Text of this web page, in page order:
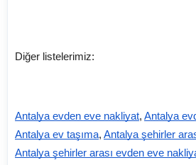
Diğer listelerimiz:
Antalya evden eve nakliyat, Antalya
Antalya ev taşıma, Antalya şehirler
Antalya şehirler arası evden eve